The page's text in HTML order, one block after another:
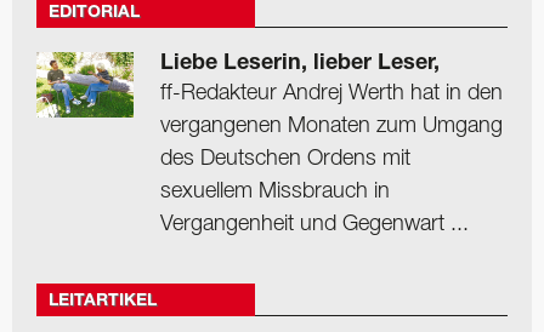
EDITORIAL
Liebe Leserin, lieber Leser,
ff-Redakteur Andrej Werth hat in den
vergangenen Monaten zum Umgang
des Deutschen Ordens mit
sexuellem Missbrauch in
Vergangenheit und Gegenwart ...
LEITARTIKEL